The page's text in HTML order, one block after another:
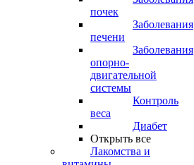
почек
Заболевания
печени
Заболевания
опорно-
двигательной
системы
Контроль
веса
Диабет
Открыть все
Лакомства и